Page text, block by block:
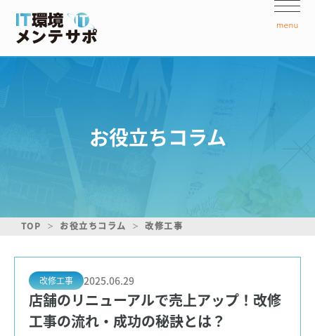
お役立ちコラム
TOP お役立ちコラム 改修工事
改修工事 2025.06.29
店舗のリニューアルで売上アップ！改修
工事の流れ・成功の秘訣とは？